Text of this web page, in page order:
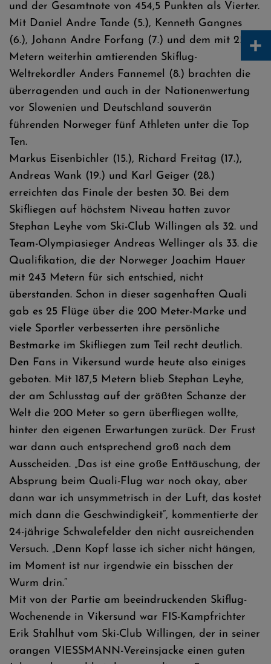
und der Gesamtnote von 454,5 Punkten als Vierter.
Mit Daniel Andre Tande (5.), Kenneth Gangnes
(6.), Johann Andre Forfang (7.) und dem mit 251,5
Metern weiterhin amtierenden Skiflug-
Weltrekordler Anders Fannemel (8.) brachten die
überragenden und auch in der Nationenwertung
vor Slowenien und Deutschland souverän
führenden Norweger fünf Athleten unter die Top
Ten.
Markus Eisenbichler (15.), Richard Freitag (17.),
Andreas Wank (19.) und Karl Geiger (28.)
erreichten das Finale der besten 30. Bei dem
Skifliegen auf höchstem Niveau hatten zuvor
Stephan Leyhe vom Ski-Club Willingen als 32. und
Team-Olympiasieger Andreas Wellinger als 33. die
Qualifikation, die der Norweger Joachim Hauer
mit 243 Metern für sich entschied, nicht
überstanden. Schon in dieser sagenhaften Quali
gab es 25 Flüge über die 200 Meter-Marke und
viele Sportler verbesserten ihre persönliche
Bestmarke im Skifliegen zum Teil recht deutlich.
Den Fans in Vikersund wurde heute also einiges
geboten. Mit 187,5 Metern blieb Stephan Leyhe,
der am Schlusstag auf der größten Schanze der
Welt die 200 Meter so gern überfliegen wollte,
hinter den eigenen Erwartungen zurück. Der Frust
war dann auch entsprechend groß nach dem
Ausscheiden. „Das ist eine große Enttäuschung, der
Absprung beim Quali-Flug war noch okay, aber
dann war ich unsymmetrisch in der Luft, das kostet
mich dann die Geschwindigkeit“, kommentierte der
24-jährige Schwalefelder den nicht ausreichenden
Versuch. „Denn Kopf lasse ich sicher nicht hängen,
im Moment ist nur irgendwie ein bisschen der
Wurm drin.“
Mit von der Partie am beeindruckenden Skiflug-
Wochenende in Vikersund war FIS-Kampfrichter
Erik Stahlhut vom Ski-Club Willingen, der in seiner
orangen VIESSMANN-Vereinsjacke einen guten
+